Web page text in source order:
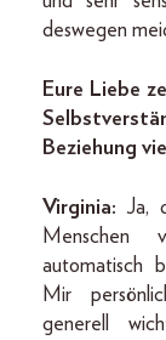
deswegen
Eure Liebe
Beziehung
Virginia: Ja,
Menschen
automatisch
Mir
generell